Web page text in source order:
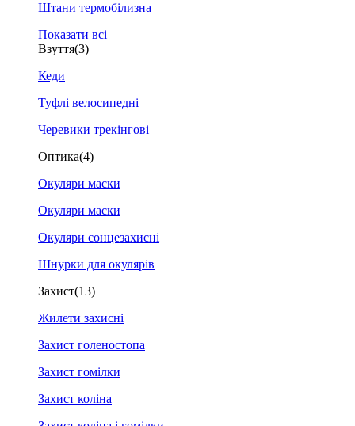
Штани термобілизна
Показати всі
Взуття(3)
Кеди
Туфлі велосипедні
Черевики трекінгові
Оптика(4)
Окуляри маски
Окуляри маски
Окуляри сонцезахисні
Шнурки для окулярів
Захист(13)
Жилети захисні
Захист голеностопа
Захист гомілки
Захист коліна